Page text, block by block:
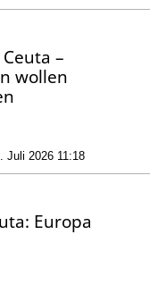
–
wollen
Juli 2026 11:18
Europa